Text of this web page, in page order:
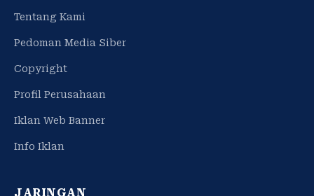
Tentang Kami
Pedoman Media Siber
Copyright
Profil Perusahaan
Iklan Web Banner
Info Iklan
JARINGAN